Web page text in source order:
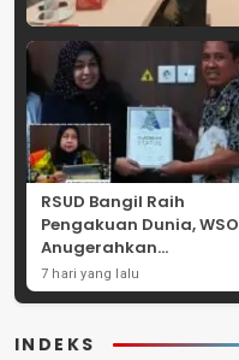
RSUD Bangil Raih
Pengakuan Dunia, WSO
Anugerahkan
Penghargaan
Internasional untuk
7 hari yang lalu
INDEKS